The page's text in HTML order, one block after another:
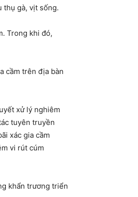
thụ gà, vịt sống.
Trong khi đó,
cầm trên địa bàn
xử lý nghiêm
tuyên truyền
xác gia cầm
vi rút cúm
khẩn trương triển